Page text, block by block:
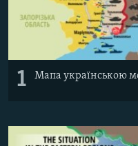
1 Мапа українською